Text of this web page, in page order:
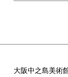
大阪中之島美術